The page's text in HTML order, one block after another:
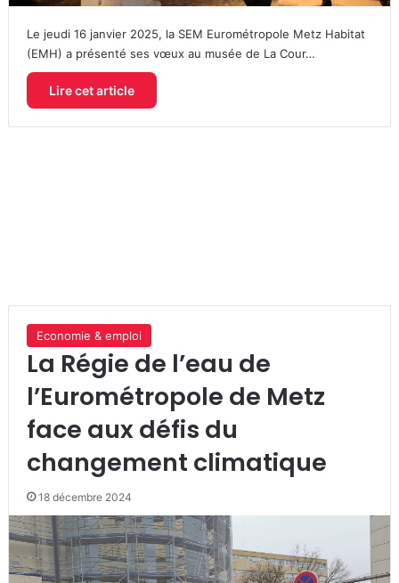
Le jeudi 16 janvier 2025, la SEM Eurométropole Metz Habitat
(EMH) a présenté ses vœux au musée de La Cour…
Lire cet article
Economie & emploi
La Régie de l’eau de
l’Eurométropole de Metz
face aux défis du
changement climatique
18 décembre 2024